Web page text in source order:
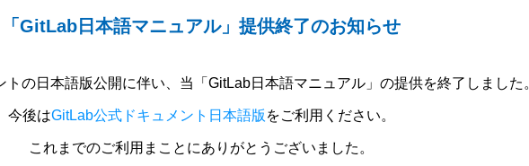
「GitLab日本語マニュアル」提供終了のお知らせ
の日本語版公開に伴い、当「GitLab日本語マニュアル」の提供を終了しました
今後はGitLab公式ドキュメント日本語版 をご利用ください。
これまでのご利用まことにありがとうございました。